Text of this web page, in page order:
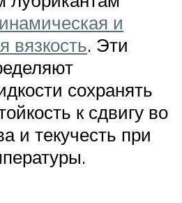
и
вязкость. Эти
сохранять
к сдвигу во
и текучесть при